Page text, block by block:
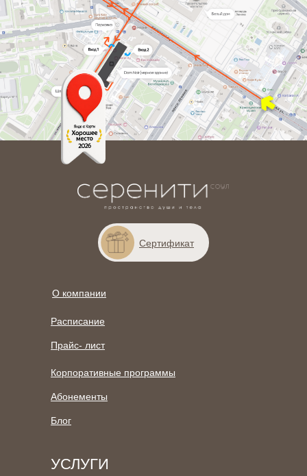
УСЛУГИ
Блог
Прайс- лист
Расписание
О компании
Абонементы
Корпоративные программы
Сертификат